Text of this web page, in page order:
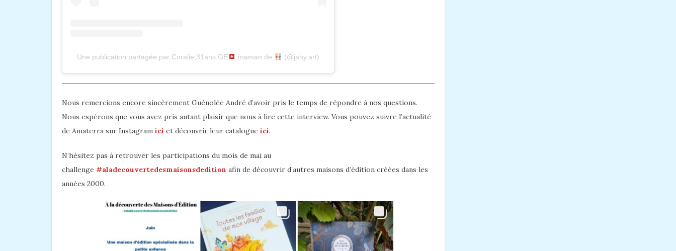
Une publication partagée par Coralie,31ans,GE ,maman de (@jahy.art)
Nous remercions encore sincèrement Guénolée André d’avoir pris le temps de répondre à nos questions.
Nous espérons que vous avez pris autant plaisir que nous à lire cette interview. Vous pouvez suivre l’actualité
de Amaterra sur Instagram ici et découvrir leur catalogue ici.
N’hésitez pas à retrouver les participations du mois de mai au
challenge #aladecouvertedesmaisonsdedition afin de découvrir d’autres maisons d’édition créées dans les
années 2000.